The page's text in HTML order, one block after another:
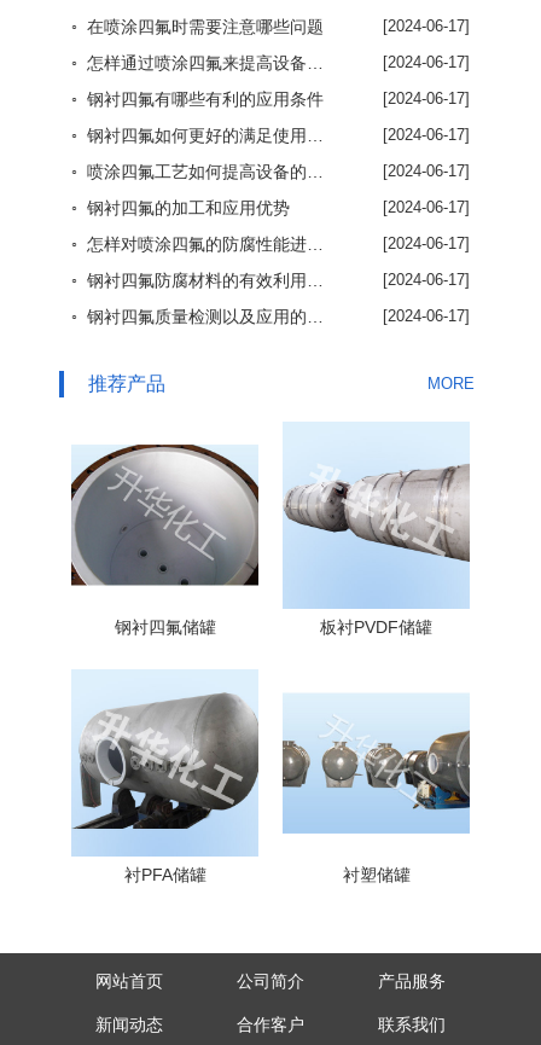
◦ 在喷涂四氟时需要注意哪些问题 [2024-06-17]
[2024-06-17]
◦ 钢衬四氟有哪些有利的应用条件 [2024-06-17]
[2024-06-17]
[2024-06-17]
◦ 钢衬四氟的加工和应用优势 [2024-06-17]
[2024-06-17]
[2024-06-17]
[2024-06-17]
推荐产品 MORE
钢衬四氟储罐 板衬PVDF储罐
衬PFA储罐 衬塑储罐
网站首页 公司简介 产品服务
新闻动态 合作客户 联系我们